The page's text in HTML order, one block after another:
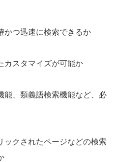
かつ迅速に検索できるか
カスタマイズが可能か
能、類義語検索機能など、必
ックされたページなどの検索